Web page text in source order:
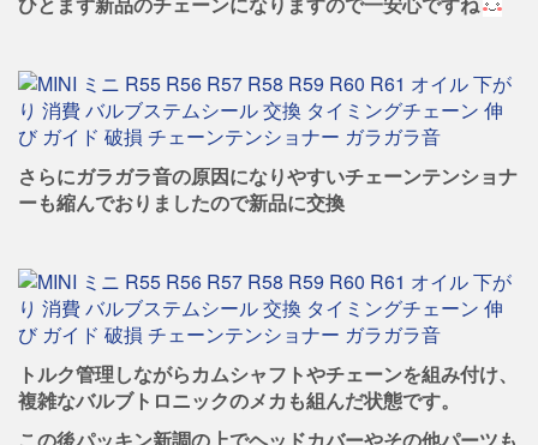
さらにガラガラ音の原因になりやすいチェーンテンショナ
ーも縮んでおりましたので新品に交換
トルク管理しながらカムシャフトやチェーンを組み付け、
複雑なバルブトロニックのメカも組んだ状態です。